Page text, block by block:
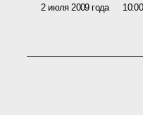
2 июля 2009 года 10:00